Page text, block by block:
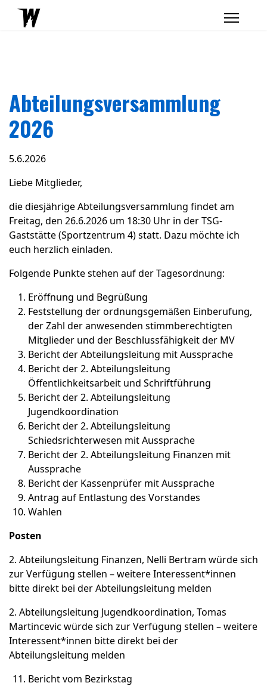
Abteilungsversammlung
2026
5.6.2026
Liebe Mitglieder,
die diesjährige Abteilungsversammlung findet am
Freitag, den 26.6.2026 um 18:30 Uhr in der TSG-
Gaststätte (Sportzentrum 4) statt. Dazu möchte ich
euch herzlich einladen.
Folgende Punkte stehen auf der Tagesordnung:
Eröffnung und Begrüßung
Feststellung der ordnungsgemäßen Einberufung,
der Zahl der anwesenden stimmberechtigten
Mitglieder und der Beschlussfähigkeit der MV
Bericht der Abteilungsleitung mit Aussprache
Bericht der 2. Abteilungsleitung
Öffentlichkeitsarbeit und Schriftführung
Bericht der 2. Abteilungsleitung
Jugendkoordination
Bericht der 2. Abteilungsleitung
Schiedsrichterwesen mit Aussprache
Bericht der 2. Abteilungsleitung Finanzen mit
Aussprache
Bericht der Kassenprüfer mit Aussprache
Antrag auf Entlastung des Vorstandes
Wahlen
Posten
2. Abteilungsleitung Finanzen, Nelli Bertram würde sich
zur Verfügung stellen – weitere Interessent*innen
bitte direkt bei der Abteilungsleitung melden
2. Abteilungsleitung Jugendkoordination, Tomas
Martincevic würde sich zur Verfügung stellen – weitere
Interessent*innen bitte direkt bei der
Abteilungsleitung melden
Bericht vom Bezirkstag